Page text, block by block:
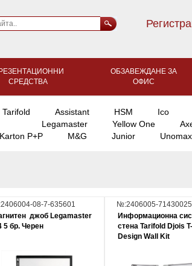
СРЕДСТВА
ОБЗАВЕЖДАНЕ ЗА
ОФИС
Tarifold Assistant HSM Ico
Legamaster Yellow One
Karton P+P M&G Junior Unomax
08-7-635601
джоб Legamaster
5 бр. Черен
№:2406005-71430025
Информационна
стена Tarifold Djois
Design Wall Kit